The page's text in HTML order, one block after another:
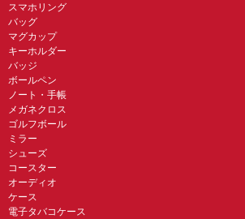
スマホリング
バッグ
マグカップ
キーホルダー
バッジ
ボールペン
ノート・手帳
メガネクロス
ゴルフボール
ミラー
シューズ
コースター
オーディオ
ケース
電子タバコケース